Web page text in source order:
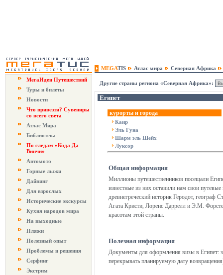
MEGATIS Атлас мира
Северная Африка
МегаИдеи Путешествий
Туры и билеты
Новости
Что привезти? Сувениры
со всего света
Атлас Мира
Библиотека
По следам «Кода Да
Винчи»
Автомото
Горные лыжи
Дайвинг
Для взрослых
Исторические экскурсы
Кухня народов мира
На выходные
Пляжи
Полезный опыт
Проблемы и решения
Серфинг
Экстрим
Другие страны региона «Северная Африка»:
Египет
курорты и города
Каир
Эль Гуна
Шарм эль Шейх
Луксор
Общая информация
Миллионы путешественников посещали
известные из них оставили нам свои
древнегреческий историк Геродот, географ
Агата Кристи, Лоренс Даррелл и Э.М.
красотам этой страны.
Полезная информация
Документы для оформления визы в Египет:
перекрывать планируемую дату